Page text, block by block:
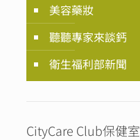
美容藥妝
聽聽專家來談鈣
衛生福利部新聞
CityCare Club保健室